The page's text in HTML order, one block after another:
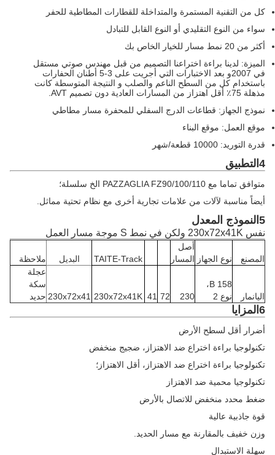
كل من التقنية المستمرة والمتداخلة للقطارات المطاطية للحفر
سواء من النوع التقليدي أو النوع القابل للتبادل
أكثر من 20 نمط مسار للخيار الخاص بك
الميزة: لدينا براءة اختراعنا التصميم من قبل مهندس صوتي مستقل
في 2007و بعد الاختبارات التي أجريت على 3-5 أطنان الحفارات
باستخدام كل من السطح الناعم والصلب و النتيجة المتوسطة كانت
مذهلة 75٪ أقل اهتزاز من المسارات العادية دون تصميم AVT.
نموذج الجهاز: قطاعات الدرج السفلي للمحفرة مسار مطاطي
موقع العمل: موقع البناء
قدرة التوريد: 10000 قطعة/شهر
4التطبيق
متوافق تماما مع PAZZAGLIA FZ90/100/110 الخ سلسلة؛
أيضاً مناسبة لآلات من علامات تجارية أخرى مع نظام تحتية مماثل.
5النموذج المعدل
نفس 230x72x41K ولكن في نمط S موجة مسار العمل
المصنع نوع الجهاز
أصل
المسار
TAITE-Track البديل ملاحظة
اليانمار
B 158،
نوع 2
230
72
41
230x72x41K
230x72x41
عجلة
سكة
حديد
6المزايا
أضرار أقل لسطح الأرض
تكنولوجيا براءة اختراع ضد الاهتزاز، ضجيج منخفض
تكنولوجيا براءة اختراع ضد الاهتزاز، أقل الاهتزاز؛
تكنولوجيا محمية ضد الاهتزاز
ضغط محدد منخفض للاتصال بالأرض
قوة جاذبية عالية
وزن خفيف بالمقارنة مع مسار الحديد.
سهلة الاستبدال